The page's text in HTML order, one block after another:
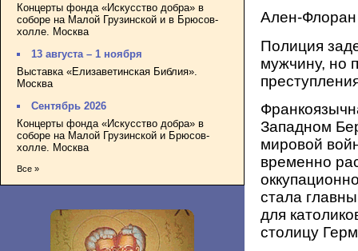
Концерты фонда «Искусство добра» в
соборе на Малой Грузинской и в Брюсов-
холле. Москва
13 августа – 1 ноября
Выставка «Елизаветинская Библия».
Москва
Сентябрь 2026
Концерты фонда «Искусство добра» в
соборе на Малой Грузинской и Брюсов-
холле. Москва
Все »
Ален-Флоран
Полиция
мужчину, но
Западном
мировой
временно
стала
для
столицу